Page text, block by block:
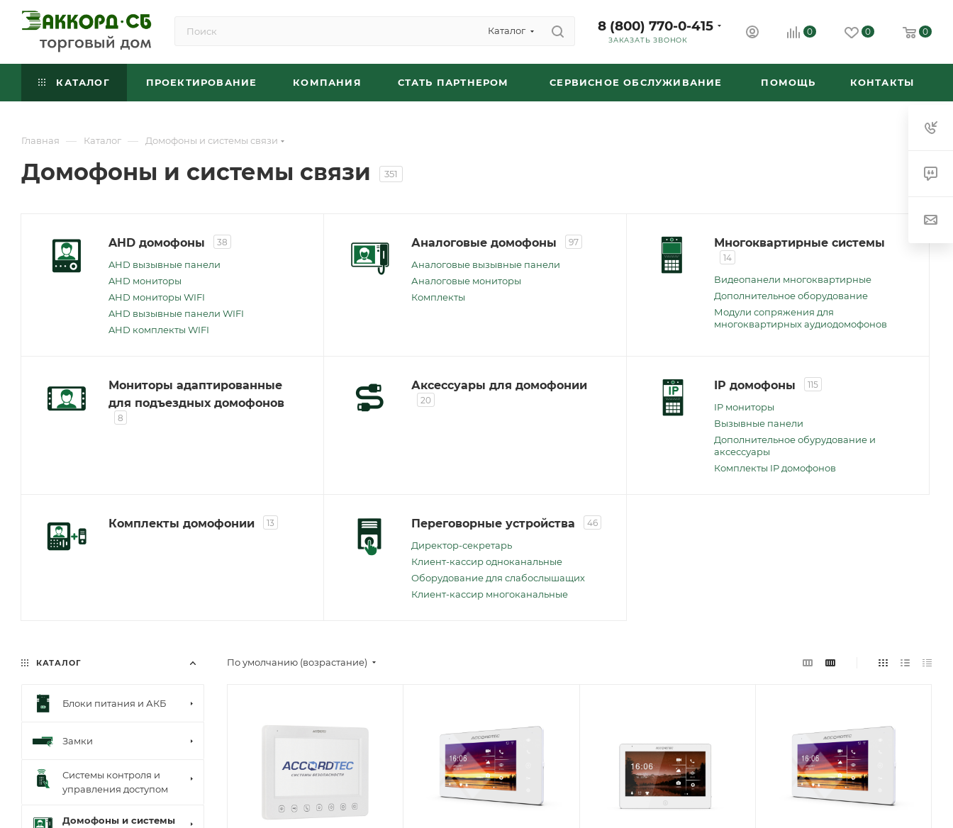
Каталог 8 (800) 770-0-415
ЗАКАЗАТЬ ЗВОНОК
0 0 0
КАТАЛОГ ПРОЕКТИРОВАНИЕ КОМПАНИЯ СТАТЬ ПАРТНЕРОМ СЕРВИСНОЕ ОБСЛУЖИВАНИЕ ПОМОЩЬ КОНТАКТЫ
Главная — Каталог — Домофоны и системы связи
Домофоны и системы связи 351
AHD домофоны 38
AHD вызывные панели
AHD мониторы
AHD мониторы WIFI
AHD вызывные панели WIFI
AHD комплекты WIFI
Аналоговые домофоны 97
Аналоговые вызывные панели
Аналоговые мониторы
Комплекты
Многоквартирные системы
14
Видеопанели многоквартирные
Дополнительное оборудование
Модули сопряжения для
многоквартирных аудиодомофонов
Мониторы адаптированные
для подъездных домофонов
8
Аксессуары для домофонии
20
IP домофоны 115
IP мониторы
Вызывные панели
Дополнительное обурудование и
аксессуары
Комплекты IP домофонов
Комплекты домофонии 13 Переговорные устройства 46
Директор-секретарь
Клиент-кассир одноканальные
Оборудование для слабослышащих
Клиент-кассир многоканальные
По умолчанию (возрастание)
КАТАЛОГ
Блоки питания и АКБ
Замки
Системы контроля и
управления доступом
Домофоны и системы